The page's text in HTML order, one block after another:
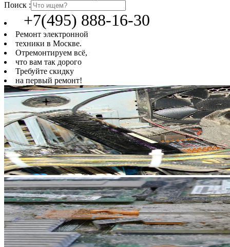
Поиск :
+7(495) 888-16-30
Ремонт электронной
техники в Москве.
Отремонтируем всё,
что вам так дорого
Требуйте скидку
на первый ремонт!